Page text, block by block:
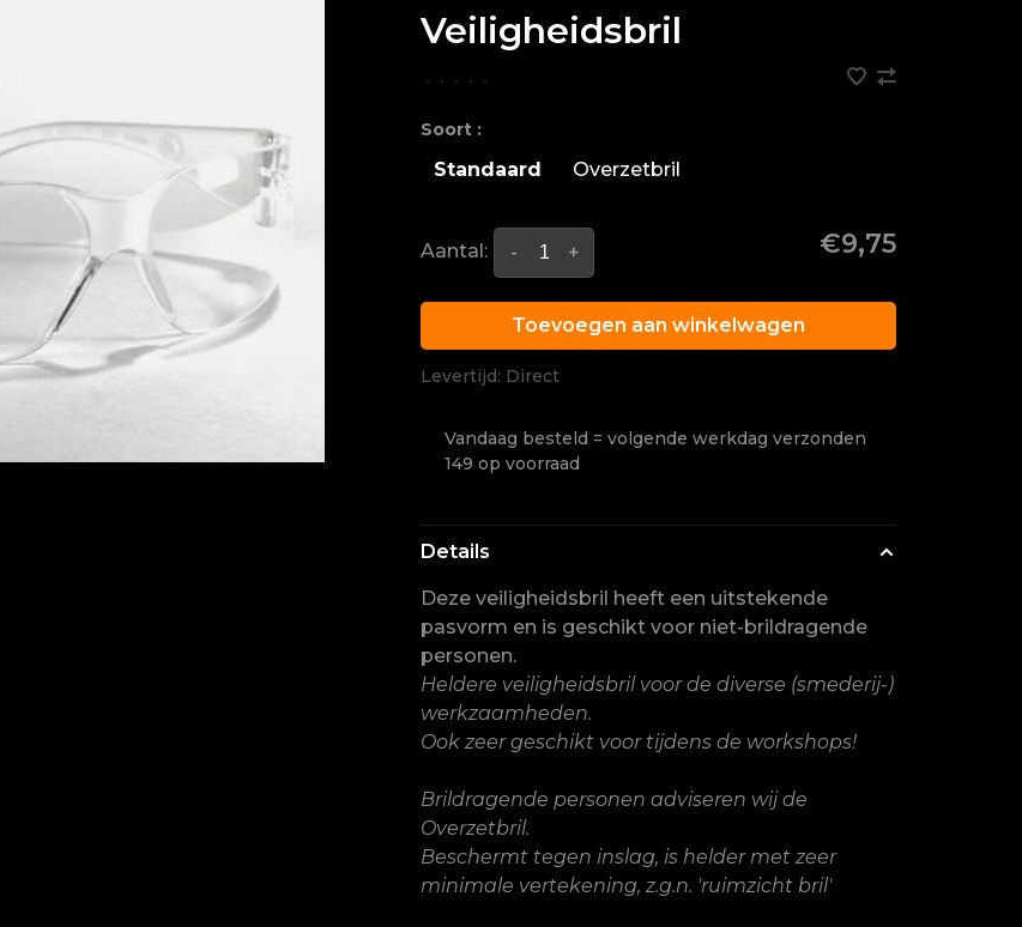
Veiligheidsbril
• • • • •
Soort :
Standaard Overzetbril
Aantal: +
- €9,75
Toevoegen aan winkelwagen
Levertijd: Direct
Vandaag besteld = volgende werkdag verzonden
149 op voorraad
Details
Deze veiligheidsbril heeft een uitstekende
pasvorm en is geschikt voor niet-brildragende
personen.
Heldere veiligheidsbril voor de diverse (smederij-)
werkzaamheden.
Ook zeer geschikt voor tijdens de workshops!
Brildragende personen adviseren wij de
Overzetbril.
Beschermt tegen inslag, is helder met zeer
minimale vertekening, z.g.n. 'ruimzicht bril'